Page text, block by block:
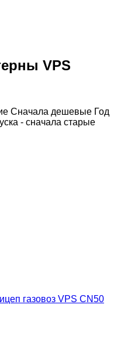
VPS
Сначала дешевые Год
- сначала старые
газовоз VPS CN50